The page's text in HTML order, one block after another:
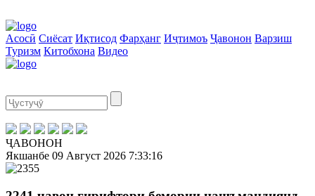
Асосӣ Сиёсат Иқтисод Фарҳанг Иҷтимоъ Ҷавонон Варзиш
Туризм Китобхона Видео
ҶАВОНОН
Якшанбе 09 Август 2026 7:33:16